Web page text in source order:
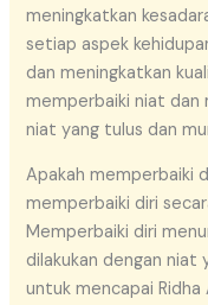
meningkatkan
setiap aspek
dan meningkatkan
memperbaiki niat dan
niat yang tulus dan
Apakah memperbaiki
memperbaiki diri
Memperbaiki diri
dilakukan dengan niat
untuk mencapai